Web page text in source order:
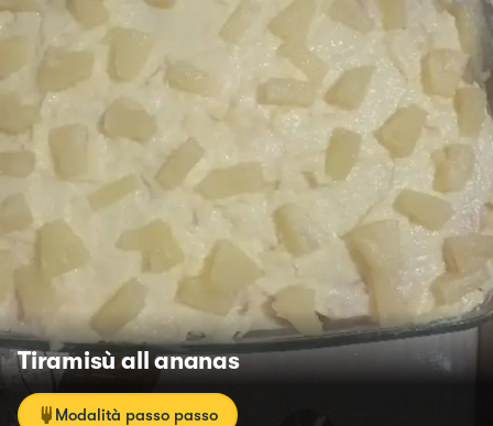
Tiramisù all ananas
Modalità passo passo